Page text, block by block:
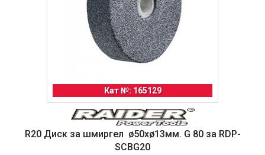
Кат №: 165129
R20 Диск за шмиргел ø50xø13мм. G 80 за RDP-
SCBG20